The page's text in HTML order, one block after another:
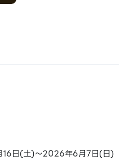
日(土)～2026年6月7日(日)